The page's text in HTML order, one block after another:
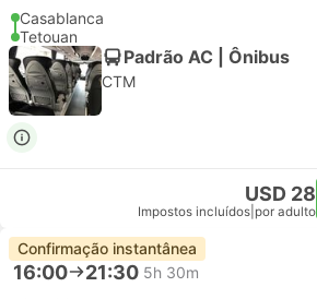
Casablanca
Tetouan
Padrão AC | Ônibus
CTM
USD 28
Impostos incluídos por adulto
Confirmação instantânea
16:00 21:30 5h 30m